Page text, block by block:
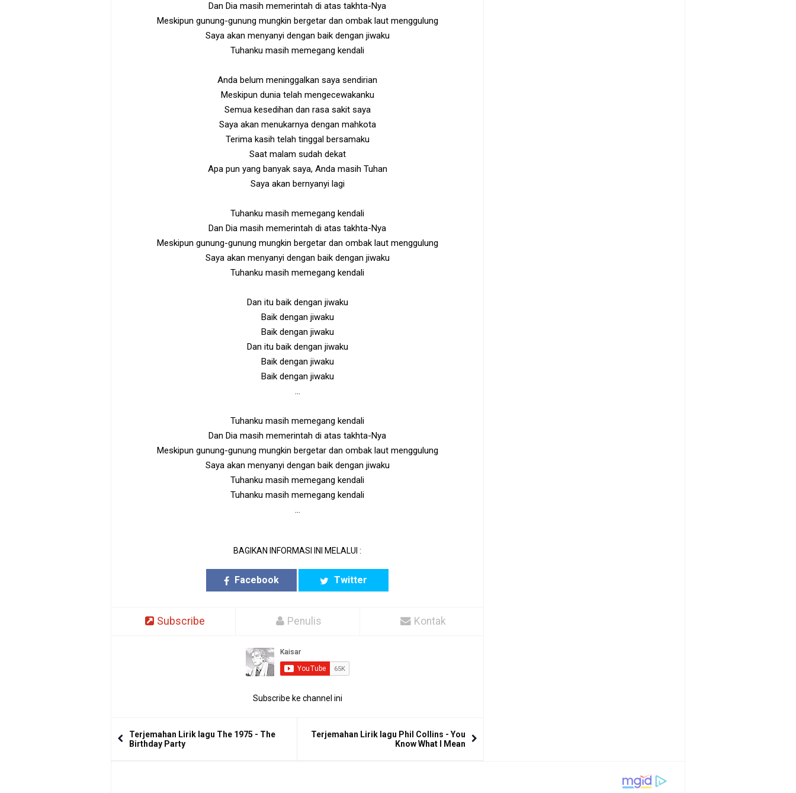
Dan Dia masih memerintah di atas takhta-Nya
Meskipun gunung-gunung mungkin bergetar dan ombak laut menggulung
Saya akan menyanyi dengan baik dengan jiwaku
Tuhanku masih memegang kendali
Anda belum meninggalkan saya sendirian
Meskipun dunia telah mengecewakanku
Semua kesedihan dan rasa sakit saya
Saya akan menukarnya dengan mahkota
Terima kasih telah tinggal bersamaku
Saat malam sudah dekat
Apa pun yang banyak saya, Anda masih Tuhan
Saya akan bernyanyi lagi
Tuhanku masih memegang kendali
Dan Dia masih memerintah di atas takhta-Nya
Meskipun gunung-gunung mungkin bergetar dan ombak laut menggulung
Saya akan menyanyi dengan baik dengan jiwaku
Tuhanku masih memegang kendali
Dan itu baik dengan jiwaku
Baik dengan jiwaku
Baik dengan jiwaku
Dan itu baik dengan jiwaku
Baik dengan jiwaku
Baik dengan jiwaku
...
Tuhanku masih memegang kendali
Dan Dia masih memerintah di atas takhta-Nya
Meskipun gunung-gunung mungkin bergetar dan ombak laut menggulung
Saya akan menyanyi dengan baik dengan jiwaku
Tuhanku masih memegang kendali
Tuhanku masih memegang kendali
...
BAGIKAN INFORMASI INI MELALUI :
Facebook Twitter
Subscribe Penulis Kontak
Subscribe ke channel ini
Terjemahan Lirik lagu The 1975 - The
Birthday Party
Terjemahan Lirik lagu Phil Collins - You
Know What I Mean